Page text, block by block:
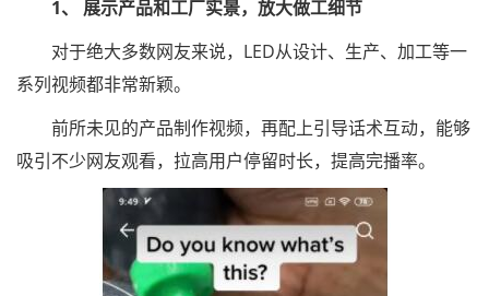
1、 展示产品和工厂实景，放大做工细节
对于绝大多数网友来说，LED从设计、生产、加工等一
系列视频都非常新颖。
前所未见的产品制作视频，再配上引导话术互动，能够
吸引不少网友观看，拉高用户停留时长，提高完播率。